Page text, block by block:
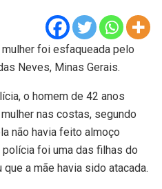
foi esfaqueada pelo
Neves, Minas Gerais.
o homem de 42 anos
nas costas, segundo
não havia feito almoço
polícia foi uma das filhas do
a mãe havia sido atacada.